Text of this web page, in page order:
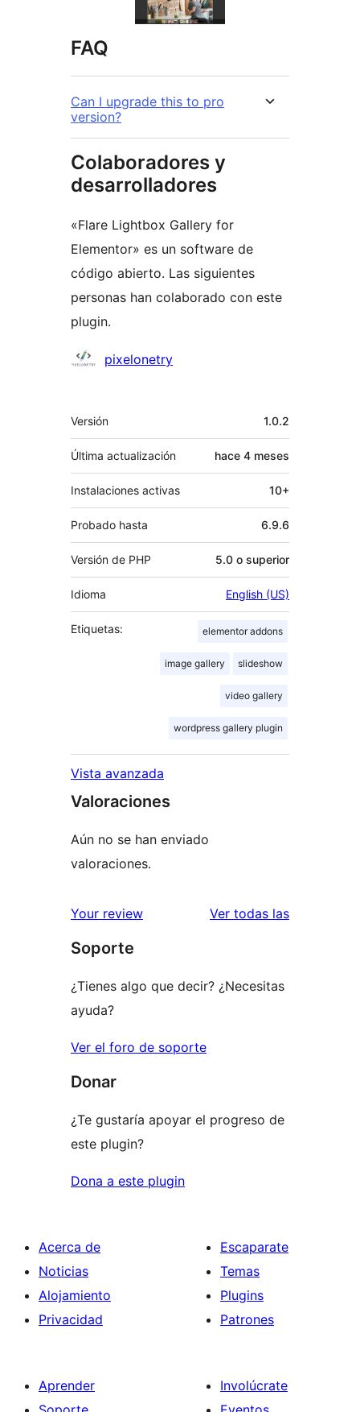
FAQ
Can I upgrade this to pro
version?
Colaboradores y
desarrolladores
«Flare Lightbox Gallery for
Elementor» es un software de
código abierto. Las siguientes
personas han colaborado con este
plugin.
Colaboradores
pixelonetry
Meta
Versión 1.0.2
Última actualización hace 4 meses
Instalaciones activas 10+
Probado hasta 6.9.6
Versión de PHP 5.0 o superior
Idioma English (US)
Etiquetas: elementor addons
image gallery slideshow
video gallery
wordpress gallery plugin
Vista avanzada
Valoraciones
Aún no se han enviado
valoraciones.
Your review Ver todas las
Soporte
¿Tienes algo que decir? ¿Necesitas
ayuda?
Ver el foro de soporte
Donar
¿Te gustaría apoyar el progreso de
este plugin?
Dona a este plugin
Acerca de
Noticias
Alojamiento
Privacidad
Escaparate
Temas
Plugins
Patrones
Aprender
Involúcrate